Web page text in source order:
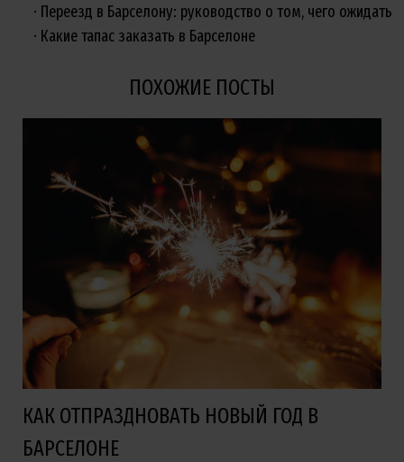
Переезд в Барселону: руководство о том, чего ожидать
Какие тапас заказать в Барселоне
ПОХОЖИЕ ПОСТЫ
КАК ОТПРАЗДНОВАТЬ НОВЫЙ ГОД В
БАРСЕЛОНЕ